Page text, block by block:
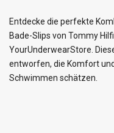
Entdecke die perfekte
Bade-Slips von Tommy
YourUnderwearStore.
entworfen, die Komfort
Schwimmen schätzen.